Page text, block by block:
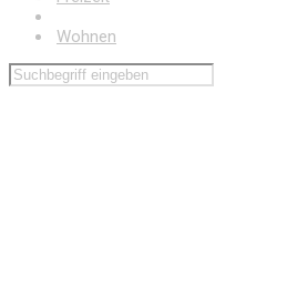
Wohnen